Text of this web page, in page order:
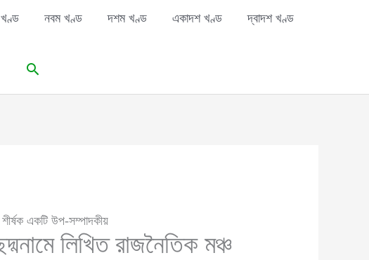
নবম খণ্ড দশম খণ্ড একাদশ খণ্ড দ্বাদশ খণ্ড
Search
একটি উপ-সম্পাদকীয়
লিখিত রাজনৈতিক মঞ্চ